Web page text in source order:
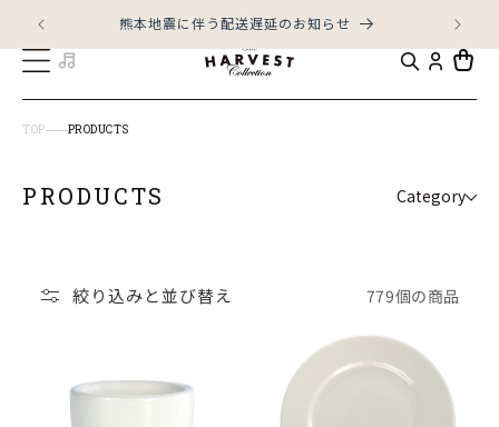
ンツに
進む
熊本地震に伴う配送遅延のお知らせ
カ
ー
TOP PRODUCTS
PRODUCTS Category
SABI
SOIL
KUTANI cloud nine
絞り込みと並び替え 779個の商品